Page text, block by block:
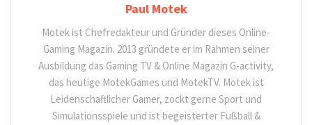
Paul Motek
Motek ist Chefredakteur und Gründer dieses Online-
Gaming Magazin. 2013 gründete er im Rahmen seiner
Ausbildung das Gaming TV & Online Magazin G-activity,
das heutige MotekGames und MotekTV. Motek ist
Leidenschaftlicher Gamer, zockt gerne Sport und
Simulationsspiele und ist begeisterter Fußball &